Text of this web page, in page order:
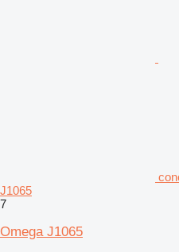
J1065
7
Omega J1065